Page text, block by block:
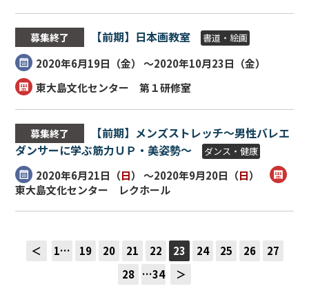
募集終了 【前期】日本画教室 書道・絵画
2020年6月19日（金） ～2020年10月23日（金）
東大島文化センター 第１研修室
募集終了
【前期】メンズストレッチ～男性バレエ
ダンサーに学ぶ筋力ＵＰ・美姿勢～
ダンス・健康
2020年6月21日（日） ～2020年9月20日（日）
東大島文化センター レクホール
＜ 1… 19 20 21 22 23 24 25 26
27
28 …34 ＞